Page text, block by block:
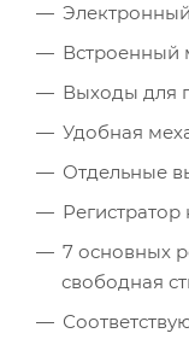
Встроенный
Выходы для
Удобная
Отдельные
7 основных
свободная